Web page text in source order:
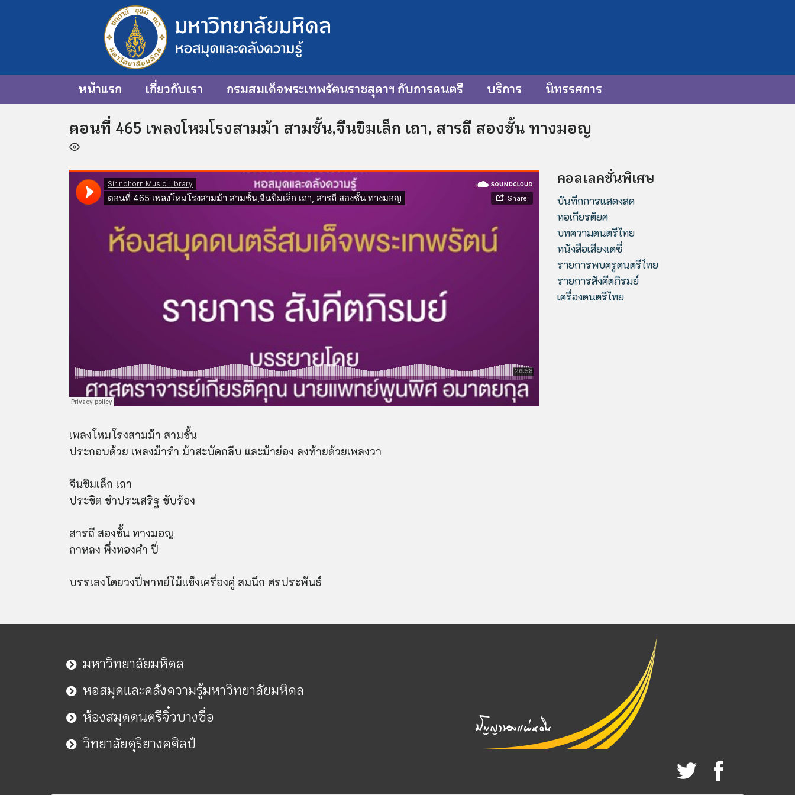
หน้าแรก เกี่ยวกับเรา กรมสมเด็จพระเทพรัตนราชสุดาฯ กับการดนตรี บริการ นิทรรศการ
ตอนที่ 465 เพลงโหมโรงสามม้า สามชั้น,จีนขิมเล็ก เถา, สารถี สองชั้น ทางมอญ
เพลงโหมโรงสามม้า สามชั้น
ประกอบด้วย เพลงม้ารำ ม้าสะบัดกลีบ และม้าย่อง ลงท้ายด้วยเพลงวา
จีนขิมเล็ก เถา
ประชิต ขำประเสริฐ ขับร้อง
สารถี สองชั้น ทางมอญ
กาหลง พึ่งทองคำ ปี่
บรรเลงโดยวงปี่พาทย์ไม้แข็งเครื่องคู่ สมนึก ศรประพันธ์
คอลเลคชั่นพิเศษ
บันทึกการแสดงสด
หอเกียรติยศ
บทความดนตรีไทย
หนังสือเสียงเดซี่
รายการพบครูดนตรีไทย
รายการสังคีตภิรมย์
เครื่องดนตรีไทย
มหาวิทยาลัยมหิดล
หอสมุดและคลังความรู้มหาวิทยาลัยมหิดล
ห้องสมุดดนตรีจิ๋วบางซื่อ
วิทยาลัยดุริยางคศิลป์